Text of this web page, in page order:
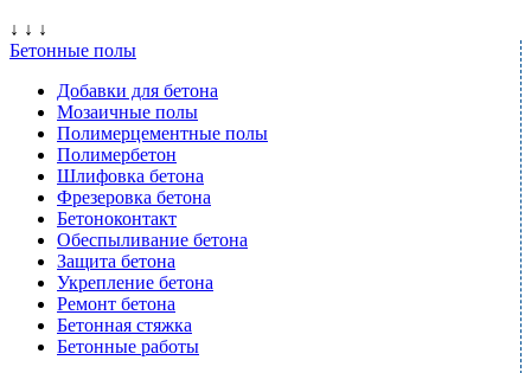
↓ ↓ ↓
Бетонные полы
Добавки для бетона
Мозаичные полы
Полимерцементные полы
Полимербетон
Шлифовка бетона
Фрезеровка бетона
Бетоноконтакт
Обеспыливание бетона
Защита бетона
Укрепление бетона
Ремонт бетона
Бетонная стяжка
Бетонные работы